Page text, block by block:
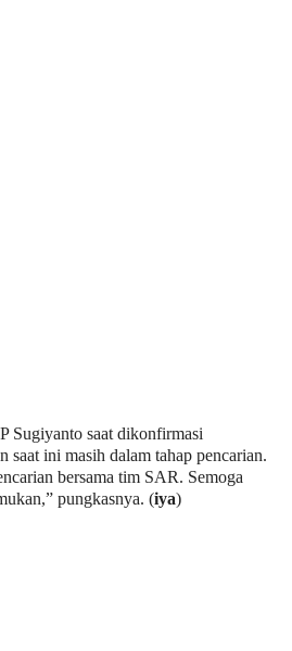
Sugiyanto saat dikonfirmasi
saat ini masih dalam tahap pencarian.
bersama tim SAR. Semoga
pungkasnya. (iya)